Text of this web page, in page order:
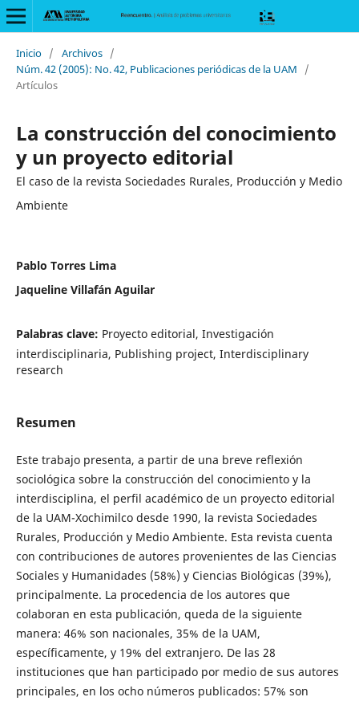
Inicio / Archivos /
Núm. 42 (2005): No. 42, Publicaciones periódicas de la UAM
/
Artículos
La construcción del conocimiento
y un proyecto editorial
El caso de la revista Sociedades Rurales, Producción y Medio
Ambiente
Pablo Torres Lima
Jaqueline Villafán Aguilar
Palabras clave: Proyecto editorial, Investigación
interdisciplinaria, Publishing project, Interdisciplinary
research
Resumen
Este trabajo presenta, a partir de una breve reflexión
sociológica sobre la construcción del conocimiento y la
interdisciplina, el perfil académico de un proyecto editorial
de la UAM-Xochimilco desde 1990, la revista Sociedades
Rurales, Producción y Medio Ambiente. Esta revista cuenta
con contribuciones de autores provenientes de las Ciencias
Sociales y Humanidades (58%) y Ciencias Biológicas (39%),
principalmente. La procedencia de los autores que
colaboran en esta publicación, queda de la siguiente
manera: 46% son nacionales, 35% de la UAM,
específicamente, y 19% del extranjero. De las 28
instituciones que han participado por medio de sus autores
principales, en los ocho números publicados: 57% son